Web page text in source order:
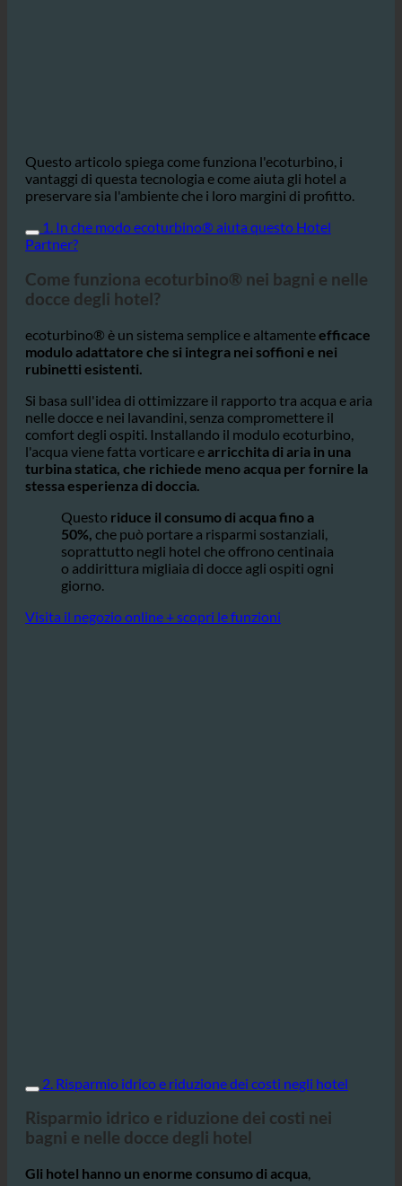
Questo articolo spiega come funziona l'ecoturbino, i
preservare sia l'ambiente che i loro margini di profitto.
Partner?
docce degli hotel?
ecoturbino® è un sistema semplice e altamente
rubinetti esistenti.
Si basa sull'idea di ottimizzare il rapporto tra acqua e aria
nelle docce e nei lavandini, senza compromettere il
comfort degli ospiti. Installando il modulo ecoturbino,
l'acqua viene fatta vorticare e
stessa esperienza di doccia.
Questoriduce il consumo di acqua fino a
50%,che può portare a risparmi sostanziali,
soprattutto negli hotel che offrono centinaia
giorno.
2. Risparmio idrico e riduzione dei costi negli hotel
bagni e nelle docce degli hotel